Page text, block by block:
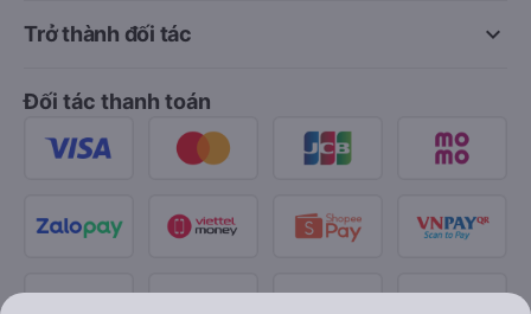
keyboard_arrow_down
Trở thành đối tác
Đối tác thanh toán